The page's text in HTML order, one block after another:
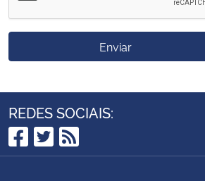
Enviar
REDES SOCIAIS:
Facebook
Twitter
RSS